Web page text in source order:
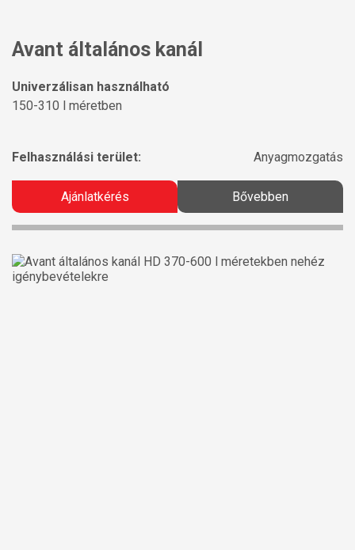
Avant általános kanál
Univerzálisan használható
150-310 l méretben
Felhasználási terület: Anyagmozgatás
Ajánlatkérés Bővebben